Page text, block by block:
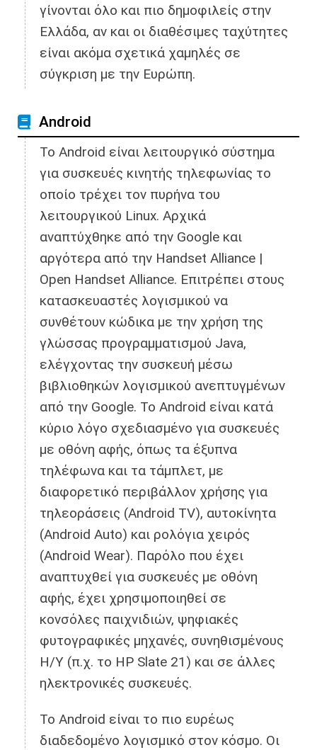
γίνονται όλο και πιο δημοφιλείς στην
Ελλάδα, αν και οι διαθέσιμες ταχύτητες
είναι ακόμα σχετικά χαμηλές σε
σύγκριση με την Ευρώπη.
Android
Το Android είναι λειτουργικό σύστημα
για συσκευές κινητής τηλεφωνίας το
οποίο τρέχει τον πυρήνα του
λειτουργικού Linux. Αρχικά
αναπτύχθηκε από την Google και
αργότερα από την Handset Alliance |
Open Handset Alliance. Επιτρέπει στους
κατασκευαστές λογισμικού να
συνθέτουν κώδικα με την χρήση της
γλώσσας προγραμματισμού Java,
ελέγχοντας την συσκευή μέσω
βιβλιοθηκών λογισμικού ανεπτυγμένων
από την Google. Το Android είναι κατά
κύριο λόγο σχεδιασμένο για συσκευές
με οθόνη αφής, όπως τα έξυπνα
τηλέφωνα και τα τάμπλετ, με
διαφορετικό περιβάλλον χρήσης για
τηλεοράσεις (Android TV), αυτοκίνητα
(Android Auto) και ρολόγια χειρός
(Android Wear). Παρόλο που έχει
αναπτυχθεί για συσκευές με οθόνη
αφής, έχει χρησιμοποιηθεί σε
κονσόλες παιχνιδιών, ψηφιακές
φυτογραφικές μηχανές, συνηθισμένους
Η/Υ (π.χ. το HP Slate 21) και σε άλλες
ηλεκτρονικές συσκευές.
Το Android είναι το πιο ευρέως
διαδεδομένο λογισμικό στον κόσμο. Οι